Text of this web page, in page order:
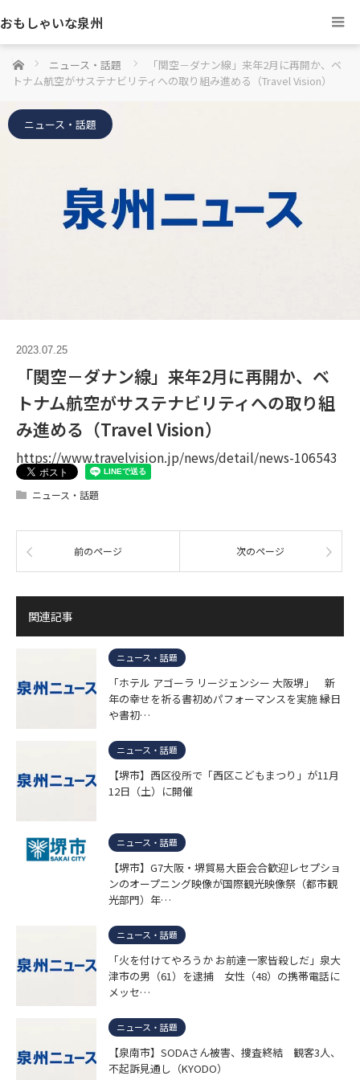
おもしゃいな泉州
ホーム ニュース・話題
「関空－ダナン線」来年2月に再開か、ベ
トナム航空がサステナビリティへの取り組み進める（Travel Vision）
ニュース・話題
2023.07.25
「関空－ダナン線」来年2月に再開か、ベ
トナム航空がサステナビリティへの取り組
み進める（Travel Vision）
https://www.travelvision.jp/news/detail/news-106543
ニュース・話題
前のページ 次のページ
関連記事
ニュース・話題
「ホテル アゴーラ リージェンシー 大阪堺」 新
年の幸せを祈る書初めパフォーマンスを実施 縁日
や書初…
ニュース・話題
【堺市】西区役所で「西区こどもまつり」が11月
12日（土）に開催
ニュース・話題
【堺市】G7大阪・堺貿易大臣会合歓迎レセプショ
ンのオープニング映像が国際観光映像祭（都市観
光部門）年…
ニュース・話題
「火を付けてやろうか お前達一家皆殺しだ」泉大
津市の男（61）を逮捕 女性（48）の携帯電話に
メッセ…
ニュース・話題
【泉南市】SODAさん被害、捜査終結 観客3人、
不起訴見通し（KYODO）